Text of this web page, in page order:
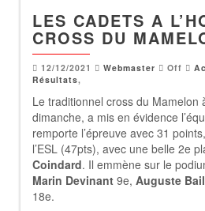
LES CADETS A
CROSS DU
12/12/2021 Webmaster Off
Résultats,
Le traditionnel cross du Mamelon
dimanche, a mis en évidence
remporte l’épreuve avec 31
l’ESL (47pts), avec une belle 2e
Coindard. Il emmène sur le
Marin Devinant 9e, Auguste
18e.